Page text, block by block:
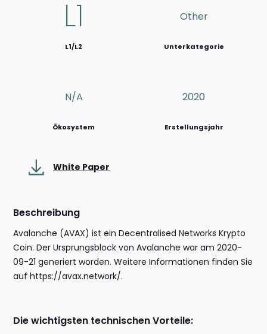
L1
L1/L2
Other
Unterkategorie
N/a
Ökosystem
2020
Erstellungsjahr
White Paper
Beschreibung
Avalanche (AVAX) ist ein Decentralised Networks Krypto
Coin. Der Ursprungsblock von Avalanche war am 2020-
09-21 generiert worden. Weitere Informationen finden Sie
auf https://avax.network/.
Die wichtigsten technischen Vorteile: